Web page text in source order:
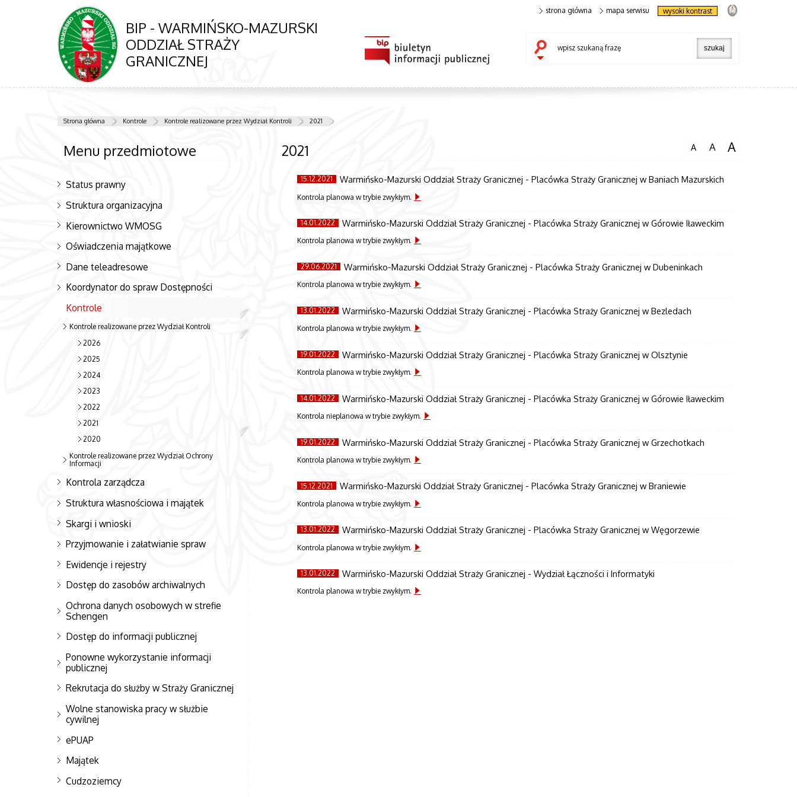
BIP - WARMIŃSKO-MAZURSKI
ODDZIAŁ STRAŻY
GRANICZNEJ
strona główna mapa serwisu wysoki kontrast
wpisz szukaną frazę
Strona główna Kontrole Kontrole realizowane przez Wydział Kontroli 2021
Menu przedmiotowe
Status prawny
Struktura organizacyjna
Kierownictwo WMOSG
Oświadczenia majątkowe
Dane teleadresowe
Koordynator do spraw Dostępności
Kontrole
Kontrole realizowane przez Wydział Kontroli
2026
2025
2024
2023
2022
2021
2020
Kontrole realizowane przez Wydział Ochrony
Informacji
Kontrola zarządcza
Struktura własnościowa i majątek
Skargi i wnioski
Przyjmowanie i załatwianie spraw
Ewidencje i rejestry
Dostęp do zasobów archiwalnych
Ochrona danych osobowych w strefie
Schengen
Dostęp do informacji publicznej
Ponowne wykorzystanie informacji
publicznej
Rekrutacja do służby w Straży Granicznej
Wolne stanowiska pracy w służbie
cywilnej
ePUAP
Majątek
Cudzoziemcy
2021 A A A
15.12.2021 Warmińsko-Mazurski Oddział Straży Granicznej - Placówka Straży Granicznej w Baniach Mazurskich
Kontrola planowa w trybie zwykłym.
14.01.2022 Warmińsko-Mazurski Oddział Straży Granicznej - Placówka Straży Granicznej w Górowie Iławeckim
Kontrola planowa w trybie zwykłym.
29.06.2021 Warmińsko-Mazurski Oddział Straży Granicznej - Placówka Straży Granicznej w Dubeninkach
Kontrola planowa w trybie zwykłym.
13.01.2022 Warmińsko-Mazurski Oddział Straży Granicznej - Placówka Straży Granicznej w Bezledach
Kontrola planowa w trybie zwykłym.
19.01.2022 Warmińsko-Mazurski Oddział Straży Granicznej - Placówka Straży Granicznej w Olsztynie
Kontrola planowa w trybie zwykłym.
14.01.2022 Warmińsko-Mazurski Oddział Straży Granicznej - Placówka Straży Granicznej w Górowie Iławeckim
Kontrola nieplanowa w trybie zwykłym.
19.01.2022 Warmińsko-Mazurski Oddział Straży Granicznej - Placówka Straży Granicznej w Grzechotkach
Kontrola planowa w trybie zwykłym.
15.12.2021 Warmińsko-Mazurski Oddział Straży Granicznej - Placówka Straży Granicznej w Braniewie
Kontrola planowa w trybie zwykłym.
13.01.2022 Warmińsko-Mazurski Oddział Straży Granicznej - Placówka Straży Granicznej w Węgorzewie
Kontrola planowa w trybie zwykłym.
13.01.2022 Warmińsko-Mazurski Oddział Straży Granicznej - Wydział Łączności i Informatyki
Kontrola planowa w trybie zwykłym.